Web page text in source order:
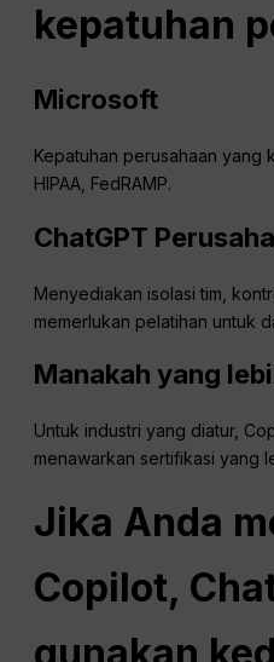
kepatuhan
Microsoft
Kepatuhan perusahaan yang
HIPAA, FedRAMP.
ChatGPT
Menyediakan isolasi tim,
memerlukan pelatihan untuk
Manakah yang
Untuk industri yang diatur,
menawarkan sertifikasi yang
Jika Anda
Copilot,
gunakan